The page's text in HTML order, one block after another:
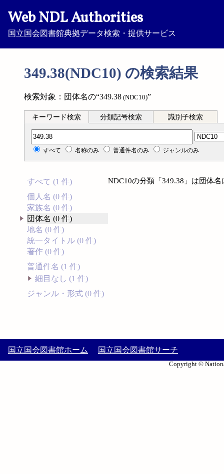
Web NDL Authorities
国立国会図書館典拠データ検索・提供サービス
349.38(NDC10) の検索結果
検索対象：団体名の“349.38 (NDC10)”
キーワード検索 分類記号検索 識別子検索
分類記号検索
すべて 名称のみ 普通件名のみ ジャンルのみ
すべて (1 件)
個人名 (0 件)
家族名 (0 件)
団体名 (0 件)
地名 (0 件)
統一タイトル (0 件)
著作 (0 件)
普通件名 (1 件)
細目なし (1 件)
ジャンル・形式 (0 件)
NDC10の分類「349.38」は団体
国立国会図書館ホーム 国立国会図書館サーチ
Copyright ©